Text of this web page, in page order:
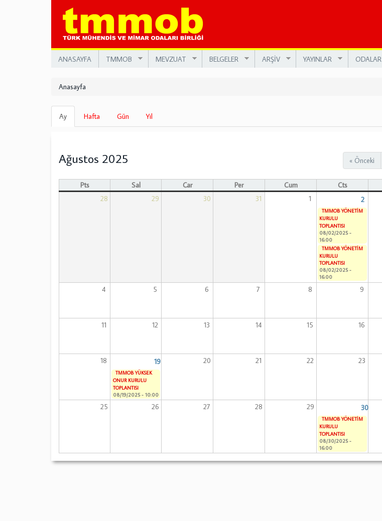
ANASAYFA TMMOB MEVZUAT BELGELER ARŞİV YAYINLAR ODALAR
Anasayfa
Birincil
sekmeler
Ay
sekme)
Hafta Gün Yıl
« Önceki
Ağustos 2025
Pts Sal Çar Per Cum Cts
28
29 30 31 1 2
TMMOB YÖNETİM
KURULU
TOPLANTISI
08/02/2025 -
16:00
TMMOB YÖNETİM
KURULU
TOPLANTISI
08/02/2025 -
16:00
4 5 6 7 8 9
11 12 13 14 15 16
18 19 20 21 22 23
TMMOB YÜKSEK
ONUR KURULU
TOPLANTISI
08/19/2025 - 10:00
25 26 27 28 29 30
TMMOB YÖNETİM
KURULU
TOPLANTISI
08/30/2025 -
16:00